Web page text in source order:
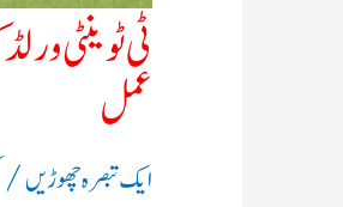
ٹی ٹوینٹی
عمل
ایک تبصرہ چھوڑیں/